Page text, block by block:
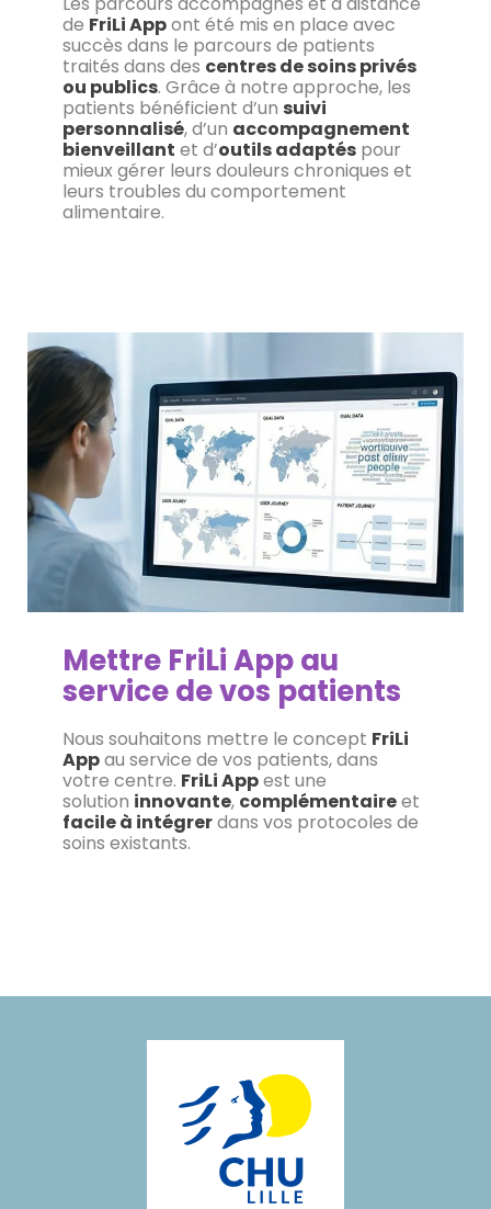
de FriLi Appont été mis en place avec
succès dans le parcours de patients
traités dans des centres de soins privés
ou publics. Grâce à notre approche, les
patients bénéficient d’un suivi
personnalisé, d’un accompagnement
bienveillant et d’outils adaptéspour
mieux gérer leurs douleurs chroniques et
leurs troubles du comportement
alimentaire.
Mettre FriLi App au
service de vos patients
Nous souhaitons mettre le concept FriLi
Appau service de vos patients, dans
votre centre. FriLi Appest une
solution innovante, complémentaireet
facile à intégrerdans vos protocoles de
soins existants.